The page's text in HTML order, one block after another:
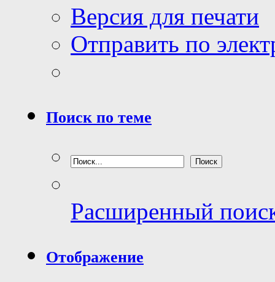
Версия для печати
Отправить по
Поиск по теме
Расширенный
Отображение